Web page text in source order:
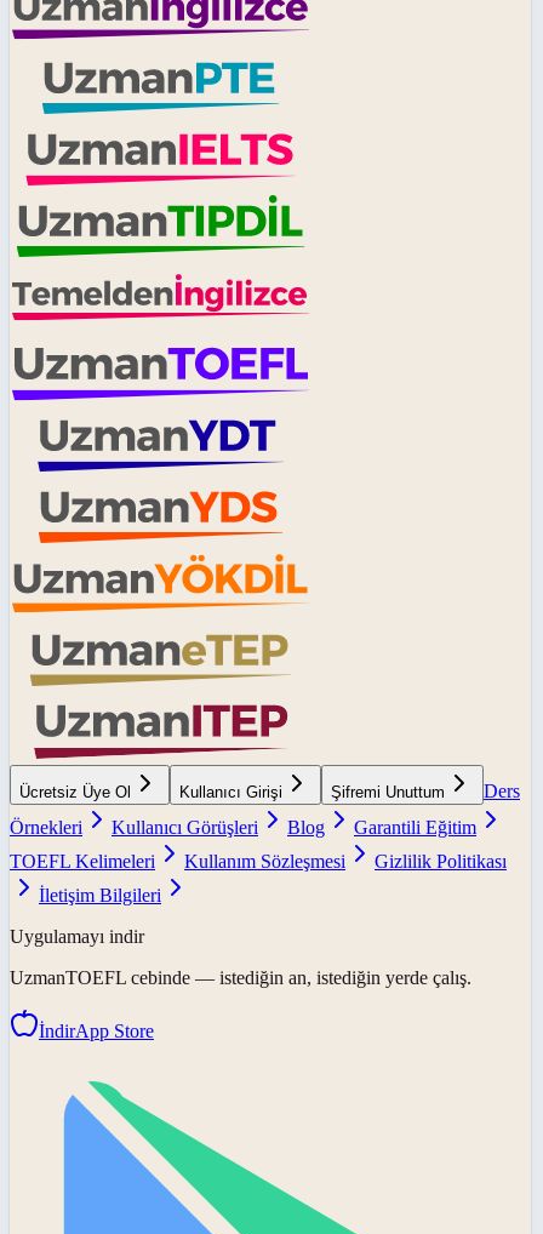
Ücretsiz Üye Ol Kullanıcı Girişi Şifremi Unuttum
Ders
Örnekleri
Kullanıcı Görüşleri Blog
Garantili Eğitim
TOEFL Kelimeleri
Kullanım Sözleşmesi
Gizlilik Politikası
İletişim Bilgileri
Uygulamayı indir
UzmanTOEFL cebinde — istediğin an, istediğin yerde çalış.
İndirApp Store